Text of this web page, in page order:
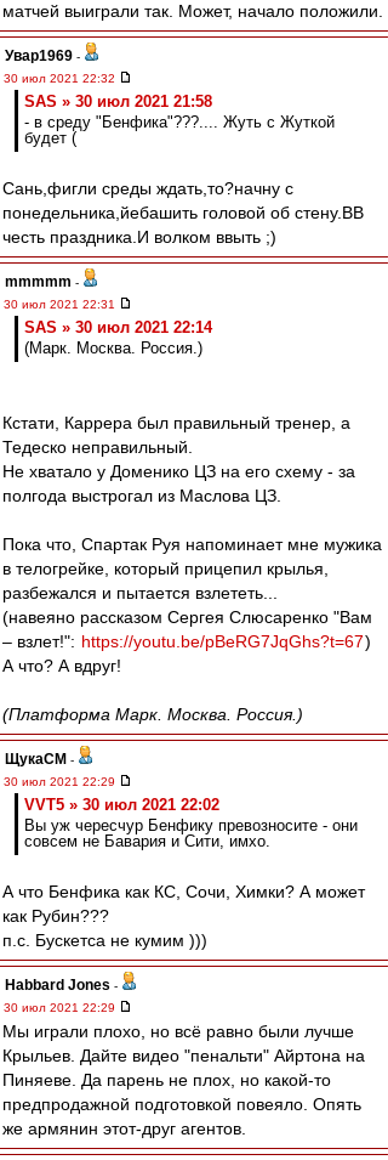
матчей выиграли так. Может, начало положили.
Увар1969 -
30 июл 2021 22:32
SAS » 30 июл 2021 21:58
- в среду "Бенфика"???.... Жуть с Жуткой
будет (
Сань,фигли среды ждать,то?начну с
понедельника,йебашить головой об стену.ВВ
честь праздника.И волком ввыть ;)
mmmmm -
30 июл 2021 22:31
SAS » 30 июл 2021 22:14
(Марк. Москва. Россия.)
Кстати, Каррера был правильный тренер, а
Тедеско неправильный.
Не хватало у Доменико ЦЗ на его схему - за
полгода выстрогал из Маслова ЦЗ.
Пока что, Спартак Руя напоминает мне мужика
в телогрейке, который прицепил крылья,
разбежался и пытается взлететь...
(навеяно рассказом Сергея Слюсаренко "Вам
– взлет!": https://youtu.be/pBeRG7JqGhs?t=67)
А что? А вдруг!
(Платформа Марк. Москва. Россия.)
ЩукаСМ -
30 июл 2021 22:29
VVT5 » 30 июл 2021 22:02
Вы уж чересчур Бенфику превозносите - они
совсем не Бавария и Сити, имхо.
А что Бенфика как КС, Сочи, Химки? А может
как Рубин???
п.с. Бускетса не кумим )))
Habbard Jones -
30 июл 2021 22:29
Мы играли плохо, но всё равно были лучше
Крыльев. Дайте видео "пенальти" Айртона на
Пиняеве. Да парень не плох, но какой-то
предпродажной подготовкой повеяло. Опять
же армянин этот-друг агентов.